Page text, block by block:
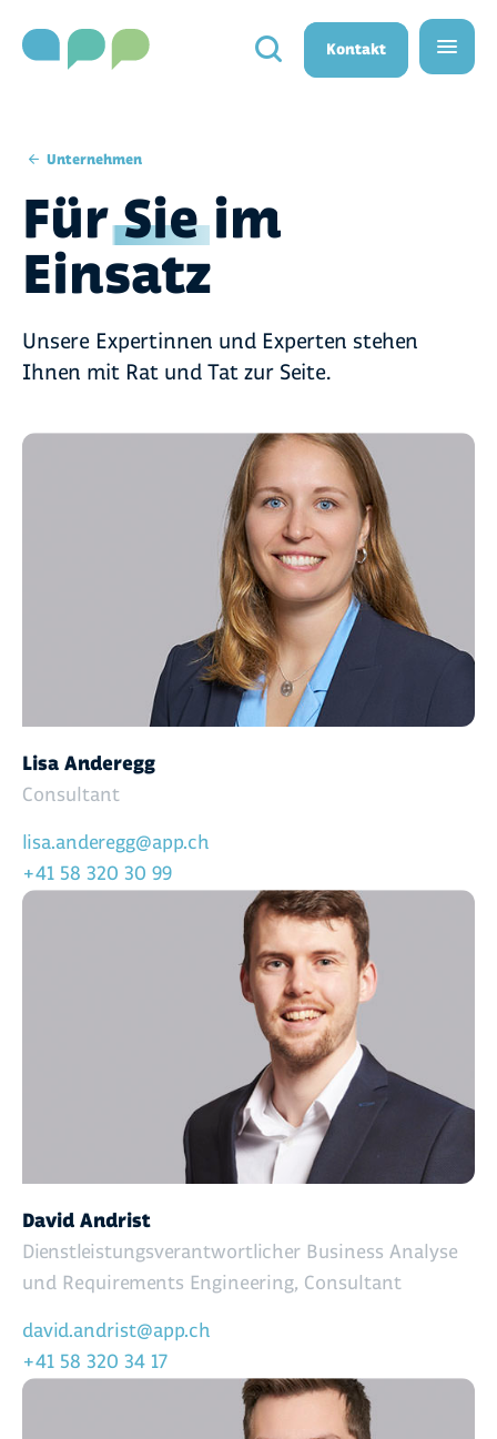
Kontakt
Unternehmen
FürSieim
Einsatz
Unsere Expertinnen und Experten stehen
Ihnen mit Rat und Tat zur Seite.
Lisa Anderegg
Consultant
lisa.anderegg@app.ch
+41 58 320 30 99
David Andrist
Dienstleistungsverantwortlicher Business Analyse
und Requirements Engineering, Consultant
david.andrist@app.ch
+41 58 320 34 17